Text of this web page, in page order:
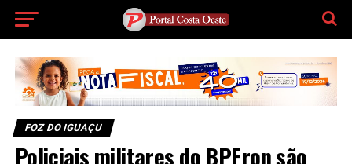
FOZ DO IGUAÇU
Policiais militares do BPFron são